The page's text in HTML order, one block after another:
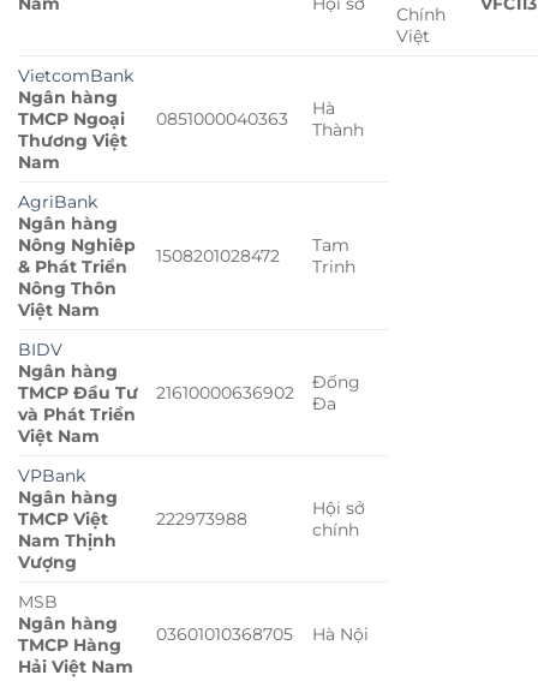
Chính
Việt
VietcomBank
Ngân hàng
TMCP Ngoại
Thương Việt
Nam
0851000040363
Hà
Thành
AgriBank
Ngân hàng
Nông Nghiêp
& Phát Triển
Nông Thôn
Việt Nam
1508201028472
Tam
Trinh
BIDV
Ngân hàng
TMCP Đầu Tư
và Phát Triển
Việt Nam
21610000636902
Đống
Đa
VPBank
Ngân hàng
TMCP Việt
Nam Thịnh
Vượng
222973988
Hội sở
chính
MSB
Ngân hàng
TMCP Hàng
Hải Việt Nam
03601010368705 Hà Nội